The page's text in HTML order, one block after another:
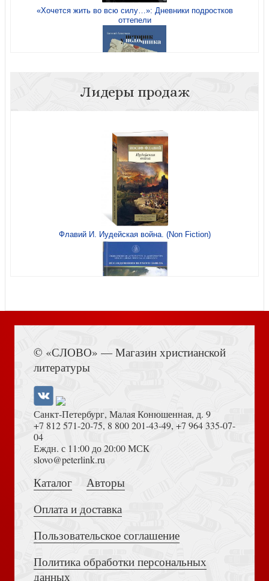
«Хочется жить во всю силу…»: Дневники подростков
оттепели
Анисимов Е. Историк у источника. Политическая
история XVIII века в документах и комментариях
Европейские войны Российской Империи. Сборник
статей под ред. А.И. Миллера
Гурьянова Н. Эстетика анархии: Искусство и идеология
Окраины России в позднеимперскую эпоху: политика
Лидеры продаж
Флавий И. Иудейская война. (Non Fiction)
Толкование на Апокалипсис (Тихоний Африканский)
Достоевский Ф.М. Сила и правда России (2024)
© «СЛОВО» — Магазин христианской
литературы
Санкт-Петербург, Малая Конюшенная, д. 9
+7 812 571-20-75, 8 800 201-43-49, +7 964 335-07-
04
Еждн. с 11:00 до 20:00 МСК
slovo@peterlink.ru
Каталог
Авторы
Оплата и доставка
Пользовательское соглашение
Политика обработки персональных
данных